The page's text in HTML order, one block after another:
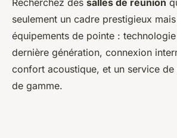
Recherchez des salles de réunion
seulement un cadre prestigieux
équipements de pointe :
dernière génération, connexion
confort acoustique, et un service de
de gamme.